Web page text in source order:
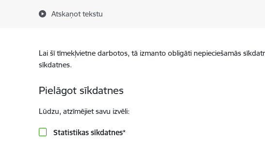
Atskaņot tekstu
Lai šī tīmekļvietne darbotos, tā izmanto obligāti nepieciešamās
sīkdatnes.
Pielāgot sīkdatnes
Lūdzu, atzīmējiet savu izvēli:
Statistikas sīkdatnes*